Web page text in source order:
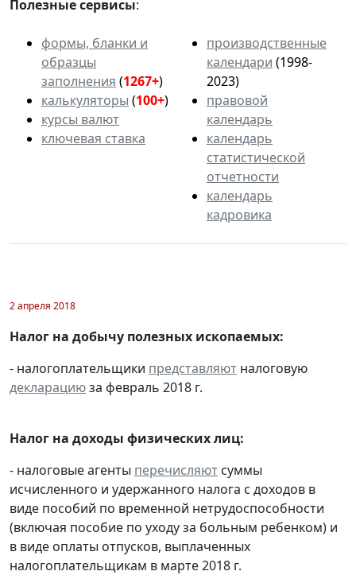
Полезные сервисы:
формы, бланки и
образцы
заполнения (1267+)
калькуляторы (100+)
курсы валют
ключевая ставка
производственные
календари (1998-
2023)
правовой
календарь
календарь
статистической
отчетности
календарь
кадровика
2 апреля 2018
Налог на добычу полезных ископаемых:
- налогоплательщики представляют налоговую
декларациюза февраль 2018 г.
Налог на доходы физических лиц:
- налоговые агенты перечисляют суммы
исчисленного и удержанного налога с доходов в
виде пособий по временной нетрудоспособности
(включая пособие по уходу за больным ребенком) и
в виде оплаты отпусков, выплаченных
налогоплательщикам в марте 2018 г.